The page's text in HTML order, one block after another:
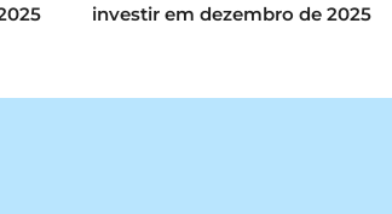
investir em dezembro de 2025